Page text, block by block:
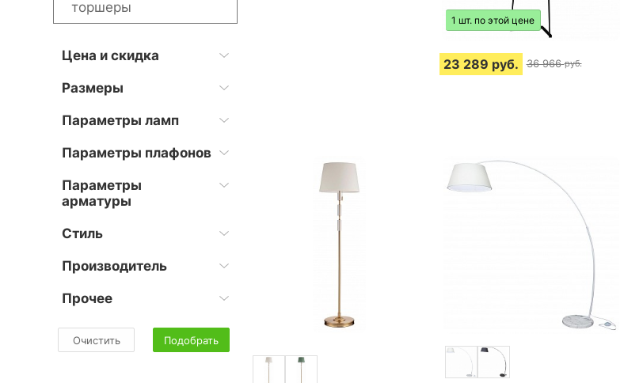
торшеры
Цена и скидка
Размеры
Параметры ламп
Параметры плафонов
Параметры
арматуры
Стиль
Производитель
Прочее
Очистить Подобрать
1 шт. по этой цене
23 289 руб. 36 966 руб.